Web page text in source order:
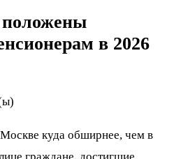
в 2026
куда обширнее, чем в